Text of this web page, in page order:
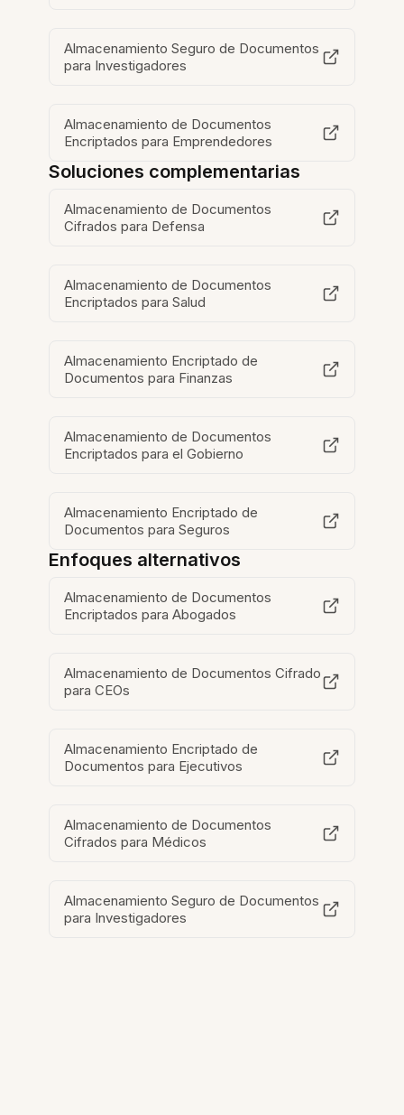
Almacenamiento Seguro de Documentos
para Investigadores
Almacenamiento de Documentos
Encriptados para Emprendedores
Soluciones complementarias
Almacenamiento de Documentos
Cifrados para Defensa
Almacenamiento de Documentos
Encriptados para Salud
Almacenamiento Encriptado de
Documentos para Finanzas
Almacenamiento de Documentos
Encriptados para el Gobierno
Almacenamiento Encriptado de
Documentos para Seguros
Enfoques alternativos
Almacenamiento de Documentos
Encriptados para Abogados
Almacenamiento de Documentos Cifrado
para CEOs
Almacenamiento Encriptado de
Documentos para Ejecutivos
Almacenamiento de Documentos
Cifrados para Médicos
Almacenamiento Seguro de Documentos
para Investigadores